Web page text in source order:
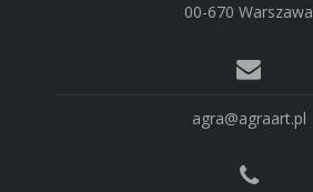
00-670 Warszawa
agra@agraart.pl